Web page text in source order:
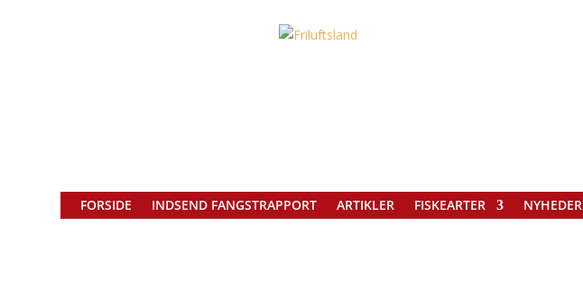
FORSIDE INDSEND FANGSTRAPPORT ARTIKLER FISKEARTER NYHEDER